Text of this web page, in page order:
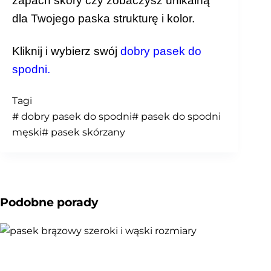
dla Twojego paska strukturę i kolor.
Kliknij i wybierz swój dobry pasek do
spodni.
Tagi
# dobry pasek do spodni# pasek do spodni
męski# pasek skórzany
Podobne porady